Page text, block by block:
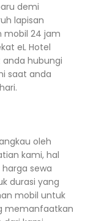
demi
lapisan
mobil 24 jam
eL Hotel
anda hubungi
saat anda
oleh
kami, hal
sewa
durasi yang
mobil untuk
memanfaatkan